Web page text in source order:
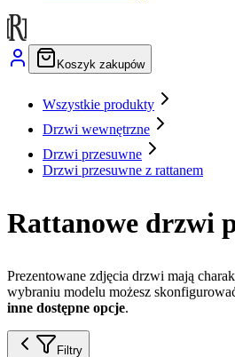
Koszyk zakupów
Wszystkie produkty
Drzwi wewnętrzne
Drzwi przesuwne
Drzwi przesuwne z rattanem
Rattanowe drzwi
Prezentowane zdjęcia drzwi mają
wybraniu modelu możesz
inne dostępne opcje.
Filtry